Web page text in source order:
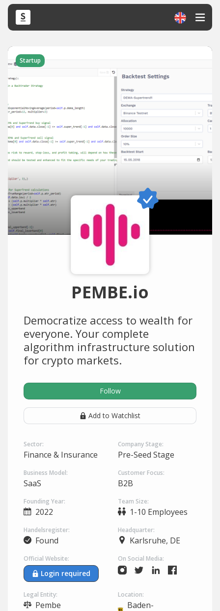
Startup
PEMBE.io
Democratize access to wealth for
everyone. Your complete
algorithm infrastructure solution
for crypto markets.
Follow
Add to Watchlist
Sector:
Finance & Insurance
Company Stage:
Pre-Seed Stage
Business Model:
SaaS
Customer Focus:
B2B
Founding Year:
2022
Team Size:
1-10 Employees
Handelsregister:
Found
Headquarter:
Karlsruhe, DE
Official Website:
Login required
On Social Media:
Legal Entity:
Pembe
Location:
Baden-